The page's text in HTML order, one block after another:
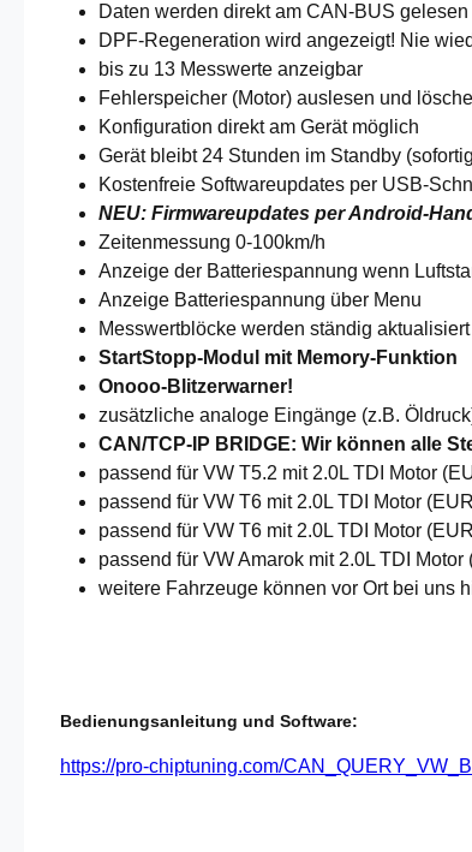
Daten werden direkt am CAN-BUS gelesen
DPF-Regeneration wird angezeigt! Nie
bis zu 13 Messwerte anzeigbar
Fehlerspeicher (Motor) auslesen und
Konfiguration direkt am Gerät möglich
Gerät bleibt 24 Stunden im Standby
Kostenfreie Softwareupdates per USB-
NEU: Firmwareupdates per Android-
Zeitenmessung 0-100km/h
Anzeige der Batteriespannung wenn
Anzeige Batteriespannung über Menu
Messwertblöcke werden ständig aktualisiert
StartStopp-Modul mit Memory-Funktion
Onooo-Blitzerwarner!
zusätzliche analoge Eingänge (z.B.
CAN/TCP-IP BRIDGE: Wir können alle
passend für VW T5.2 mit 2.0L TDI Motor
passend für VW T6 mit 2.0L TDI Motor
passend für VW T6 mit 2.0L TDI Motor
passend für VW Amarok mit 2.0L TDI
weitere Fahrzeuge können vor Ort bei uns
Bedienungsanleitung und Software:
https://pro-chiptuning.com/